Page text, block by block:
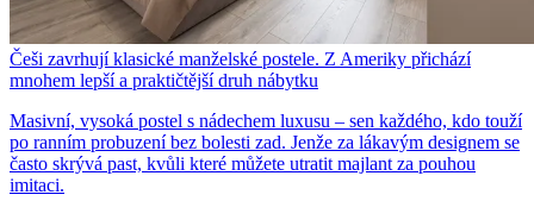
Češi zavrhují klasické manželské postele. Z Ameriky přichází
mnohem lepší a praktičtější druh nábytku
Masivní, vysoká postel s nádechem luxusu – sen každého, kdo touží
po ranním probuzení bez bolesti zad. Jenže za lákavým designem se
často skrývá past, kvůli které můžete utratit majlant za pouhou
imitaci.